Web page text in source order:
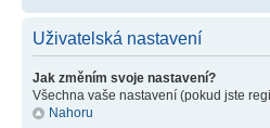
Uživatelská nastavení
Jak změním svoje nastavení?
Všechna vaše nastavení (pokud jste
Nahoru